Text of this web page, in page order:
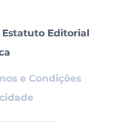
Estatuto Editorial
e Condições